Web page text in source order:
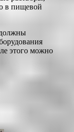
в пищевой
этого можно